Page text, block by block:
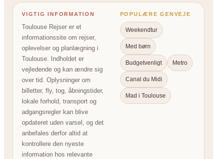
VIGTIG INFORMATION
Toulouse Rejser er et
informationssite om rejser,
oplevelser og planlægning i
Toulouse. Indholdet er
vejledende og kan ændre sig
over tid. Oplysninger om
billetter, fly, tog, åbningstider,
lokale forhold, transport og
adgangsregler kan blive
opdateret uden varsel, og det
anbefales derfor altid at
kontrollere den nyeste
information hos relevante
POPULÆRE GENVEJE
Weekendtur
Med børn
Budgetvenligt Metro
Canal du Midi
Mad i Toulouse